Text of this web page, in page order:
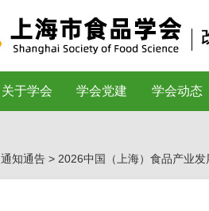
关于学会 学会党建 学会动态
通知通告 > 2026中国（上海）食品产业